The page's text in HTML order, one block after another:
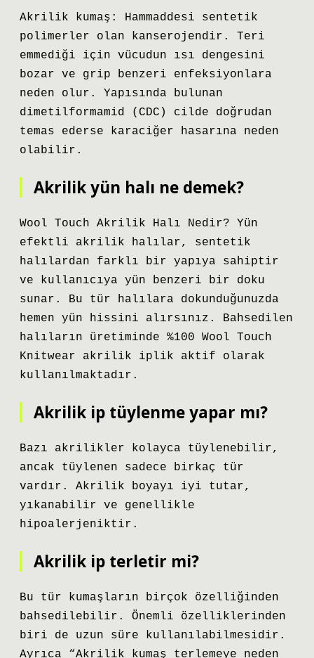
Akrilik kumaş: Hammaddesi sentetik
polimerler olan kanserojendir. Teri
emmediği için vücudun ısı dengesini
bozar ve grip benzeri enfeksiyonlara
neden olur. Yapısında bulunan
dimetilformamid (CDC) cilde doğrudan
temas ederse karaciğer hasarına neden
olabilir.
Akrilik yün halı ne demek?
Wool Touch Akrilik Halı Nedir? Yün
efektli akrilik halılar, sentetik
halılardan farklı bir yapıya sahiptir
ve kullanıcıya yün benzeri bir doku
sunar. Bu tür halılara dokunduğunuzda
hemen yün hissini alırsınız. Bahsedilen
halıların üretiminde %100 Wool Touch
Knitwear akrilik iplik aktif olarak
kullanılmaktadır.
Akrilik ip tüylenme yapar mı?
Bazı akrilikler kolayca tüylenebilir,
ancak tüylenen sadece birkaç tür
vardır. Akrilik boyayı iyi tutar,
yıkanabilir ve genellikle
hipoalerjeniktir.
Akrilik ip terletir mi?
Bu tür kumaşların birçok özelliğinden
bahsedilebilir. Önemli özelliklerinden
biri de uzun süre kullanılabilmesidir.
Ayrıca “Akrilik kumaş terlemeye neden